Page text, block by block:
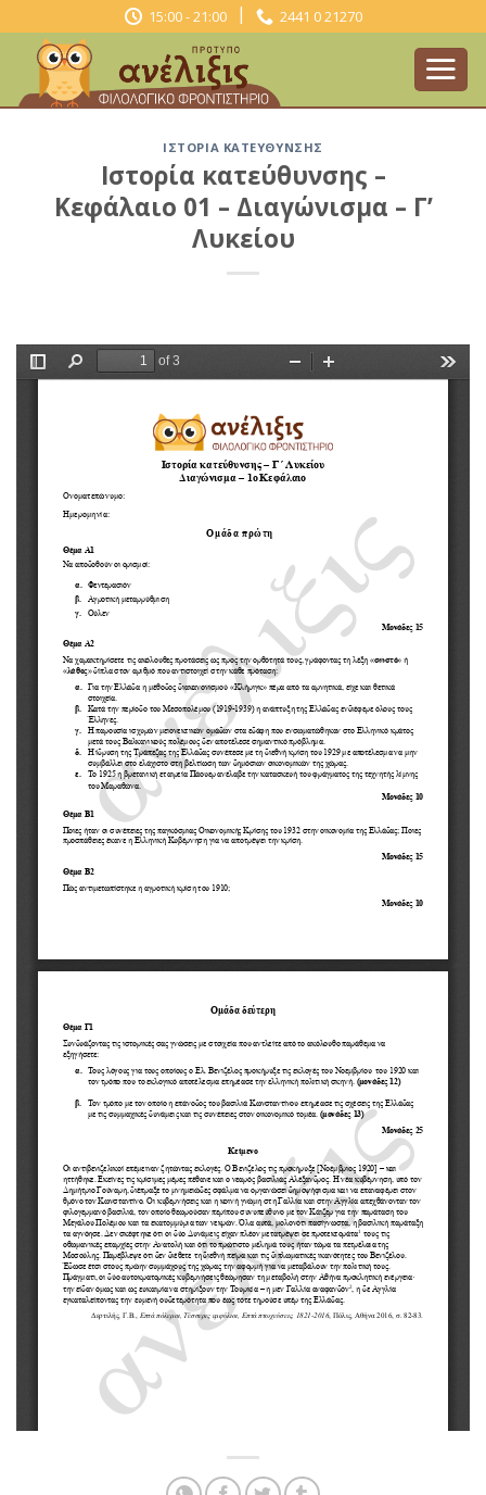
to
content
15:00 - 21:00 | 2441 0 21270
ΙΣΤΟΡΊΑ ΚΑΤΕΎΘΥΝΣΗΣ
Ιστορία κατεύθυνσης –
Κεφάλαιο 01 – Διαγώνισμα – Γ’
Λυκείου